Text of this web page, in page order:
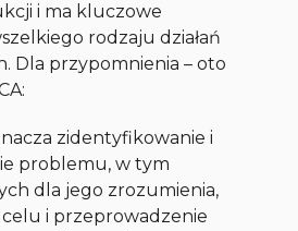
i ma kluczowe
rodzaju działań
Dla przypomnienia – oto
zidentyfikowanie i
problemu, w tym
dla jego zrozumienia,
i przeprowadzenie